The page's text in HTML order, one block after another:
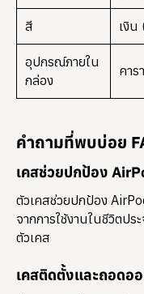
สี เงิน
อุปกรณ์ภายใน
กล่อง
คาร
คำถามที่พบบ่อย
เคสช่วยปกป้อง
ตัวเคสช่วยปกป้อง
จากการใช้งานในชีวิตป
ตัวเคส
เคสติดตั้งและถอดอ